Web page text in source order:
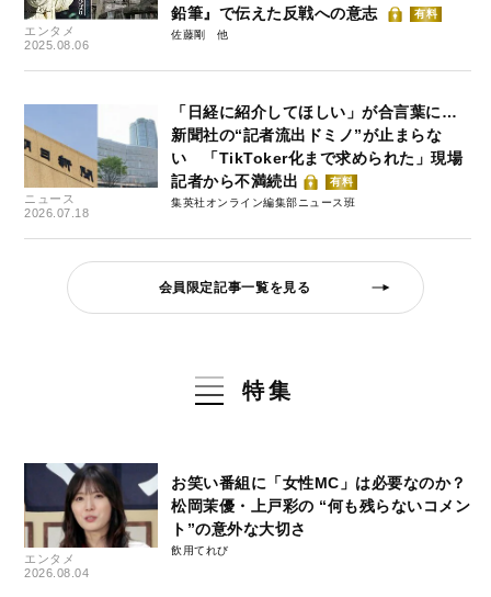
エンタメ
2025.08.06
鉛筆』で伝えた反戦への意志
有料
佐藤剛
ニュース
2026.07.18
「日経に紹介してほしい」が合言葉に…
新聞社の“記者流出ドミノ”が止まらな
い 「TikToker化まで求められた」現場
記者から不満続出
有料
集英社オンライン編集部ニュース班
会員限定記事一覧を見る
特集
エンタメ
2026.08.04
お笑い番組に「女性MC」は必要なのか？
松岡茉優・上戸彩の “何も残らないコメン
ト”の意外な大切さ
飲用てれび